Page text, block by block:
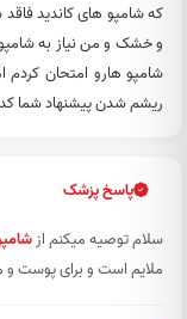
که شامپو های کاندید
و خشک و من نیاز به
شامپو هارو امتحان
ریشم شدن پیشنهاد شما
پاسخ پزشک
سلام توصیه میکنم از
ملایم است و برای